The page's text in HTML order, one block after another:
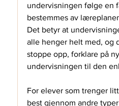
undervisningen følge en
bestemmes av
Det betyr at
alle henger helt med, og
stoppe opp, forklare på
undervisningen til den
For elever som trenger
best gjennom andre